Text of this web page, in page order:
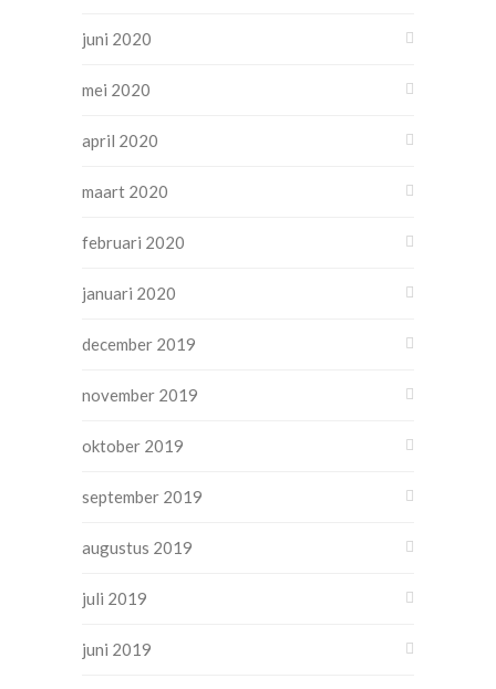
juni 2020
mei 2020
april 2020
maart 2020
februari 2020
januari 2020
december 2019
november 2019
oktober 2019
september 2019
augustus 2019
juli 2019
juni 2019